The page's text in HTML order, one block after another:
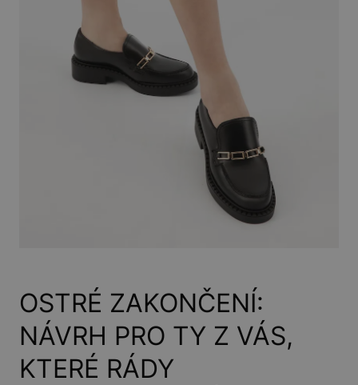
OSTRÉ ZAKONČENÍ:
NÁVRH PRO TY Z VÁS,
KTERÉ RÁDY